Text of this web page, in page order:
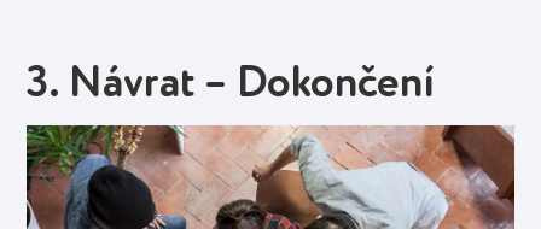
3. Návrat – Dokončení